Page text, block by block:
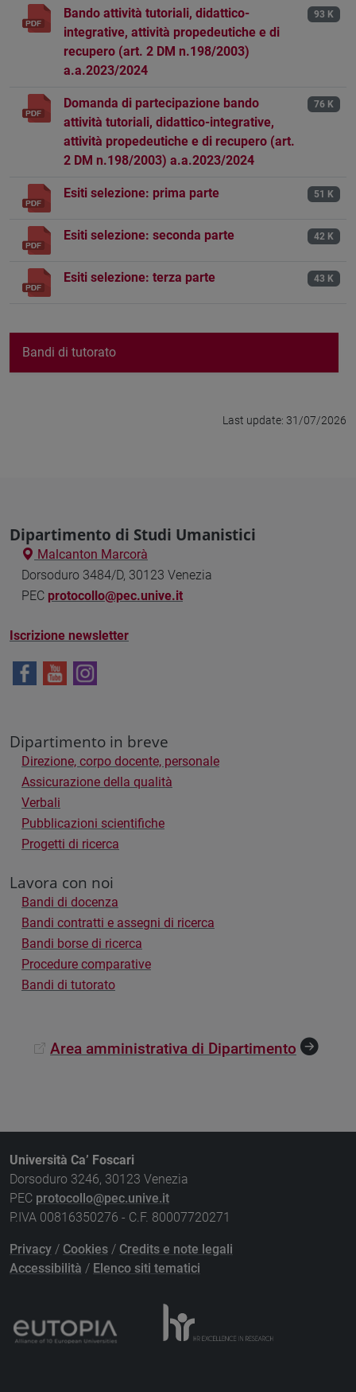
Bando attività tutoriali, didattico-
integrative, attività propedeutiche e di
recupero (art. 2 DM n.198/2003)
a.a.2023/2024
93 K
Domanda di partecipazione bando
attività tutoriali, didattico-integrative,
attività propedeutiche e di recupero (art.
2 DM n.198/2003) a.a.2023/2024
76 K
Esiti selezione: prima parte 51 K
Esiti selezione: seconda parte 42 K
Esiti selezione: terza parte 43 K
Bandi di tutorato
Last update: 31/07/2026
Dipartimento di Studi Umanistici
Malcanton Marcorà
Dorsoduro 3484/D, 30123 Venezia
PEC protocollo@pec.unive.it
Iscrizione newsletter
Dipartimento in breve
Direzione, corpo docente, personale
Assicurazione della qualità
Verbali
Pubblicazioni scientifiche
Progetti di ricerca
Lavora con noi
Bandi di docenza
Bandi contratti e assegni di ricerca
Bandi borse di ricerca
Procedure comparative
Bandi di tutorato
Area amministrativa di Dipartimento
Università Ca’ Foscari
Dorsoduro 3246, 30123 Venezia
PEC protocollo@pec.unive.it
P.IVA 00816350276 - C.F. 80007720271
Privacy / Cookies / Credits e note legali
Accessibilità / Elenco siti tematici